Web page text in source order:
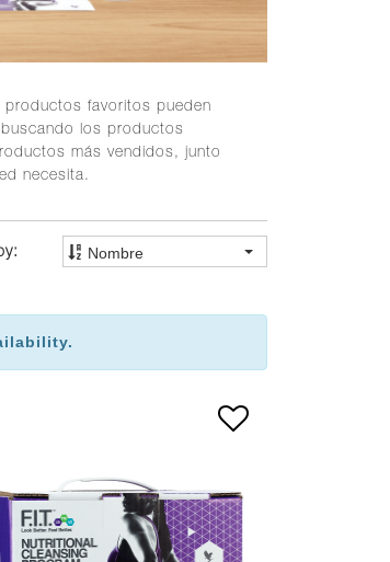
favoritos pueden
los productos
más vendidos, junto
necesita.
Nombre